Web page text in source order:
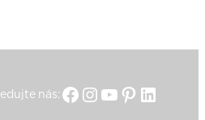
nás:Facebook
Instagram
YouTube
Pinterest